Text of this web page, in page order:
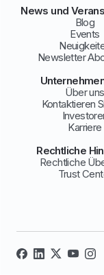
News und
Blog
Events
Newsletter
Über uns
Kontaktieren
Karriere
Rechtliche
Rechtliche
Trust